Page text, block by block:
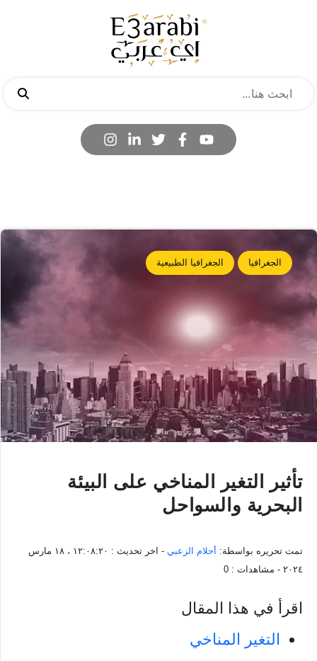
الجغرافيا الجغرافيا الطبيعية
تأثير التغير المناخي على البيئة
البحرية والسواحل
تمت تحريره بواسطة: أحلام الزعبي - اخر تحديث :
١٢:٠٨:٢٠ ، ١٨ مارس
٢٠٢٤ - مشاهدات : 0
اقرأ في هذا المقال
التغير المناخي